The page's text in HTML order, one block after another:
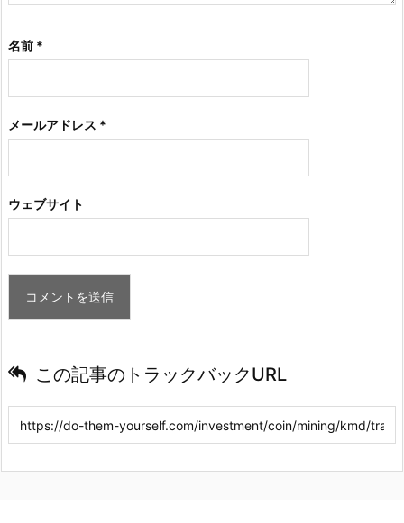
名前 *
メールアドレス *
ウェブサイト
この記事のトラックバックURL